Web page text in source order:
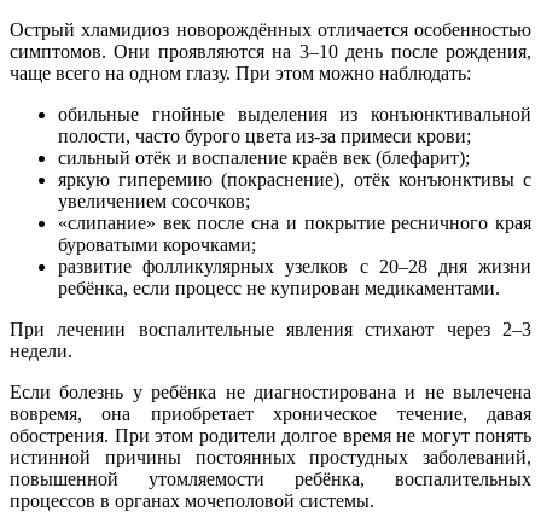
Острый хламидиоз новорождённых отличается особенностью
симптомов. Они проявляются на 3–10 день после рождения,
чаще всего на одном глазу. При этом можно наблюдать:
обильные гнойные выделения из конъюнктивальной
полости, часто бурого цвета из-за примеси крови;
сильный отёк и воспаление краёв век (блефарит);
яркую гиперемию (покраснение), отёк конъюнктивы с
увеличением сосочков;
«слипание» век после сна и покрытие ресничного края
буроватыми корочками;
развитие фолликулярных узелков с 20–28 дня жизни
ребёнка, если процесс не купирован медикаментами.
При лечении воспалительные явления стихают через 2–3
недели.
Если болезнь у ребёнка не диагностирована и не вылечена
вовремя, она приобретает хроническое течение, давая
обострения. При этом родители долгое время не могут понять
истинной причины постоянных простудных заболеваний,
повышенной утомляемости ребёнка, воспалительных
процессов в органах мочеполовой системы.